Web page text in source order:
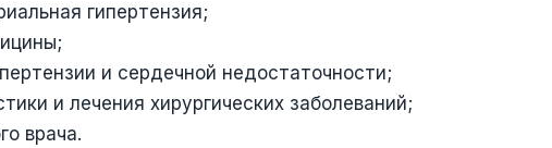
гипертензия;
и сердечной недостаточности;
и лечения хирургических заболеваний;
врача.